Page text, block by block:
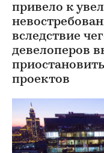
привело к
вследствие
девелоперов
проектов